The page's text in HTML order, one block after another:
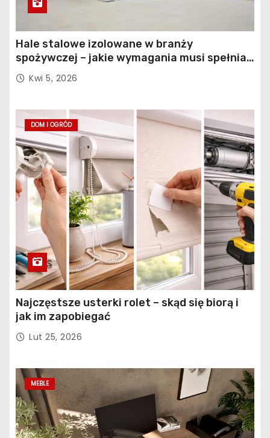
Hale stalowe izolowane w branży
spożywczej – jakie wymagania musi spełniać
konstrukcja obiektu?
Kwi 5, 2026
DOM I OGRÓD
Najczęstsze usterki rolet – skąd się biorą i
jak im zapobiegać
Lut 25, 2026
MEBLE